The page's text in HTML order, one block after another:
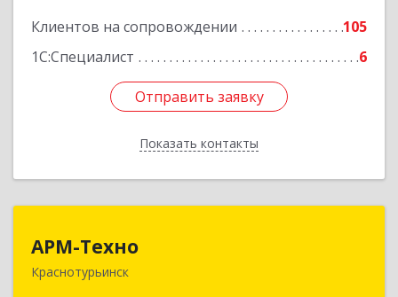
Клиентов на сопровождении
105
1С:Специалист
6
Отправить заявку
Показать контакты
Отправить заявку
Назад
АРМ-Техно
Краснотурьинск
624447, Свердловская обл, Краснотурьинск г,